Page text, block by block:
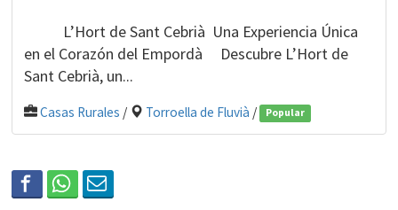
L’Hort de Sant Cebrià Una Experiencia Única
en el Corazón del Empordà Descubre L’Hort de
Sant Cebrià, un...
Casas Rurales / Torroella de Fluvià / Popular